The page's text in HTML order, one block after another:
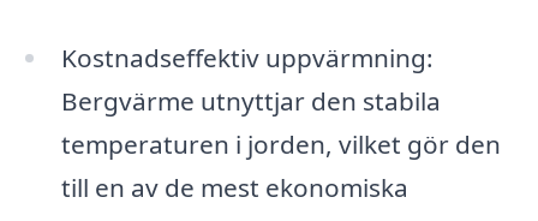
Kostnadseffektiv uppvärmning:
Bergvärme utnyttjar den stabila
temperaturen i jorden, vilket gör den
till en av de mest ekonomiska